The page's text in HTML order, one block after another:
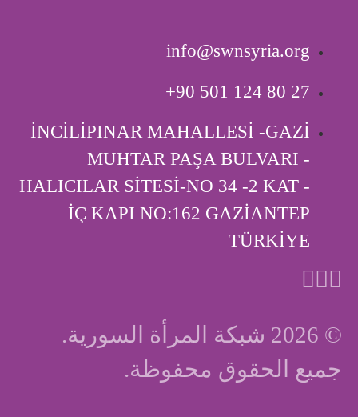
info@swnsyria.org
‎+90 501 124 80 27
İNCİLİPINAR MAHALLESİ -GAZİ
MUHTAR PAŞA BULVARI -
HALICILAR SİTESİ-NO 34 -2 KAT -
İÇ KAPI ‎NO:162 GAZİANTEP
TÜRKİYE
© 2026 شبكة المرأة السورية.
جميع الحقوق محفوظة.